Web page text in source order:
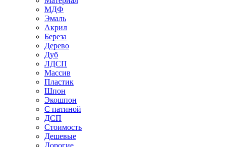
МДФ
Эмаль
Акрил
Береза
Дерево
Дуб
ЛДСП
Массив
Пластик
Шпон
Экошпон
С патиной
ДСП
Стоимость
Дешевые
Дорогие